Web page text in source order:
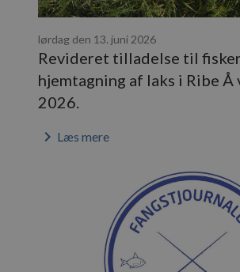
lørdag den 13. juni 2026
Revideret tilladelse til
hjemtagning af laks i Ribe Å
2026.
keyboard_arrow_right Læs mere